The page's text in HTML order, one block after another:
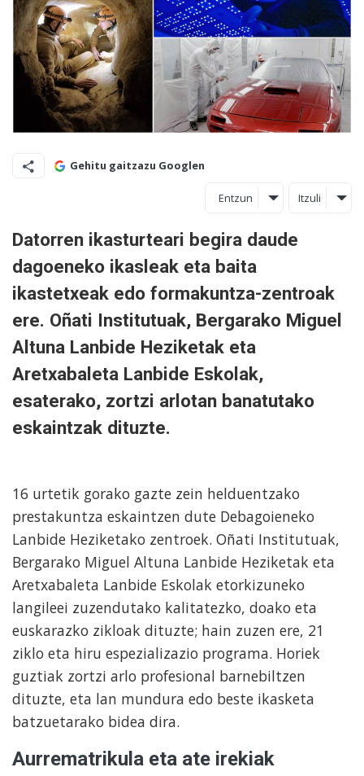
Gehitu gaitzazu Googlen
Entzun Itzuli
Datorren ikasturteari begira daude
dagoeneko ikasleak eta baita
ikastetxeak edo formakuntza-zentroak
ere. Oñati Institutuak, Bergarako Miguel
Altuna Lanbide Heziketak eta
Aretxabaleta Lanbide Eskolak,
esaterako, zortzi arlotan banatutako
eskaintzak dituzte.
16 urtetik gorako gazte zein helduentzako
prestakuntza eskaintzen dute Debagoieneko
Lanbide Heziketako zentroek. Oñati Institutuak,
Bergarako Miguel Altuna Lanbide Heziketak eta
Aretxabaleta Lanbide Eskolak etorkizuneko
langileei zuzendutako kalitatezko, doako eta
euskarazko zikloak dituzte; hain zuzen ere, 21
ziklo eta hiru espezializazio programa. Horiek
guztiak zortzi arlo profesional barnebiltzen
dituzte, eta lan mundura edo beste ikasketa
batzuetarako bidea dira.
Aurrematrikula eta ate irekiak